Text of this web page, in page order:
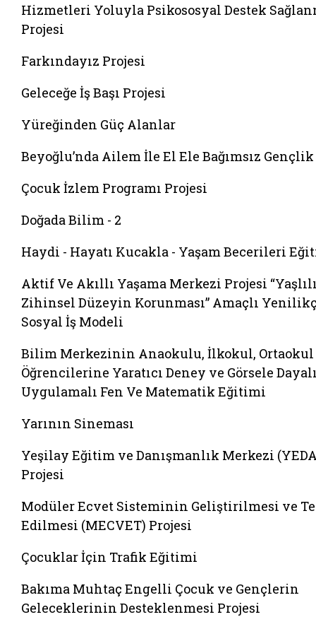
Hizmetleri Yoluyla Psikososyal Destek
Projesi
Farkındayız Projesi
Geleceğe İş Başı Projesi
Yüreğinden Güç Alanlar
Beyoğlu’nda Ailem İle El Ele Bağımsız Gençlik
Çocuk İzlem Programı Projesi
Doğada Bilim - 2
Haydi - Hayatı Kucakla - Yaşam Becerileri
Aktif Ve Akıllı Yaşama Merkezi Projesi
Zihinsel Düzeyin Korunması” Amaçlı
Sosyal İş Modeli
Bilim Merkezinin Anaokulu, İlkokul, Ortaokul
Öğrencilerine Yaratıcı Deney ve Görsele
Uygulamalı Fen Ve Matematik Eğitimi
Yarının Sineması
Yeşilay Eğitim ve Danışmanlık Merkezi
Projesi
Modüler Ecvet Sisteminin Geliştirilmesi ve
Edilmesi (MECVET) Projesi
Çocuklar İçin Trafik Eğitimi
Bakıma Muhtaç Engelli Çocuk ve Gençlerin
Geleceklerinin Desteklenmesi Projesi